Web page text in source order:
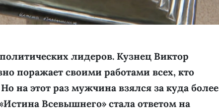
лидеров. Кузнец Виктор
поражает своими работами всех, кто
на этот раз мужчина взялся за куда более
Всевышнего» стала ответом на